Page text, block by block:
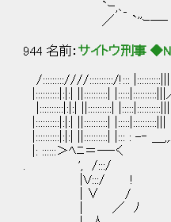
`ｰ,､_
／ `''ｰ─‐
944 名前： サイトウ刑事
/:::::::::////::::::::::/!:::
|::::::::::|:|:| ||::::::::::|
|::::::::::|:|:| ||::::::::::|
|::::::::::|:|:| ||::::::::::|
|::::::::::|:|:| ||::::::::::| |::: : -‐
|: ::::::＞ﾍﾆ＝―‐く
. ', /:::/ ∨::歹
|Ｖ:::/ ! ' (´ ／
| ∨ / | /
| ／ ﾉ |' |｀ヽ